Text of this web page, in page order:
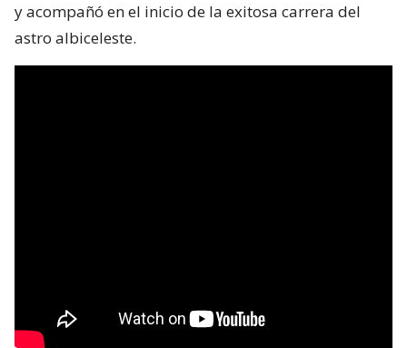
y acompañó en el inicio de la exitosa carrera del
astro albiceleste.